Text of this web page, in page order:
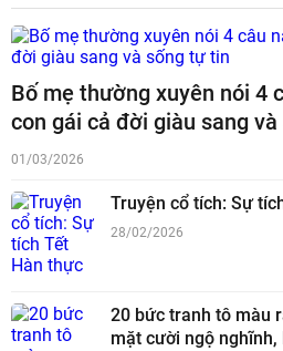
Bố mẹ thường xuyên nói 4
con gái cả đời giàu sang
01/03/2026
Truyện cổ tích: Sự
28/02/2026
20 bức tranh tô màu
mặt cười ngộ